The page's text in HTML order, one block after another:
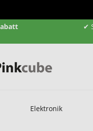
✔
Elektronik